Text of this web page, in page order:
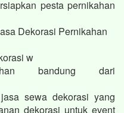
pesta pernikahan
Dekorasi Pernikahan
w
bandung dari
sewa dekorasi yang
dekorasi untuk event